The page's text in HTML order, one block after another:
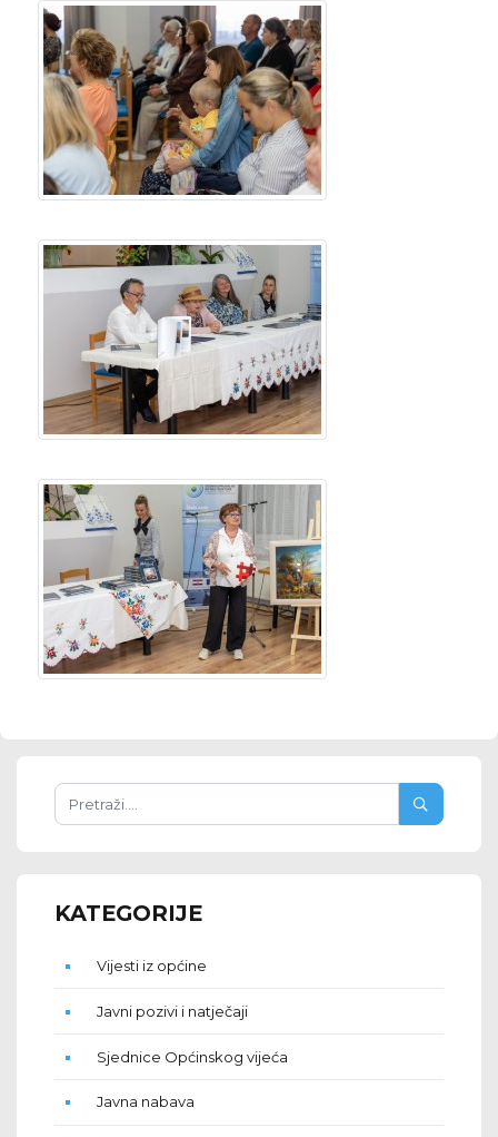
KATEGORIJE
Vijesti iz općine
Javni pozivi i natječaji
Sjednice Općinskog vijeća
Javna nabava